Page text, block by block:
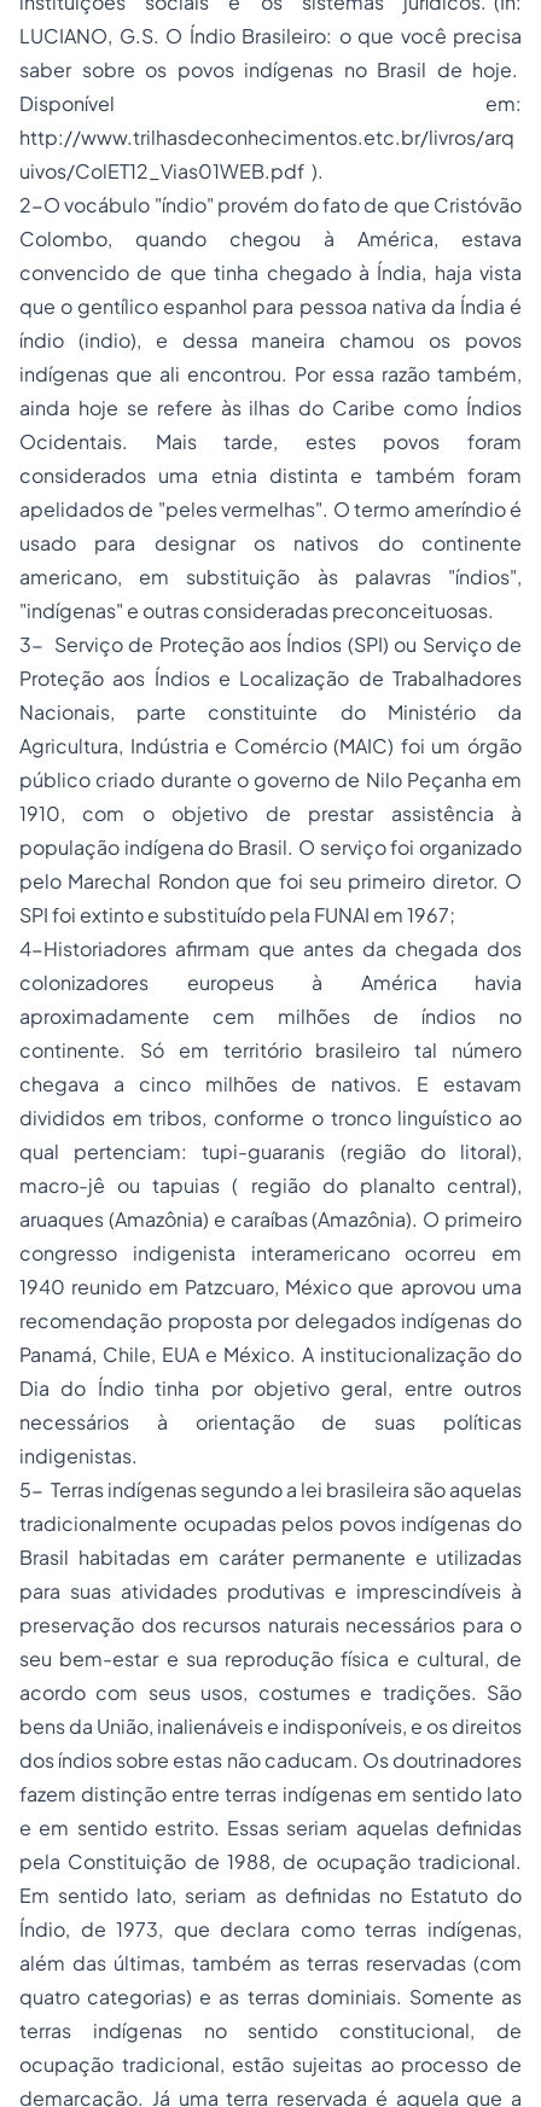
LUCIANO, G.S. O Índio Brasileiro: o que você precisa
saber sobre os povos indígenas no Brasil de hoje.
Disponível em:
http://www.trilhasdeconhecimentos.etc.br/livros/arq
uivos/ColET12_Vias01WEB.pdf ).
2-O vocábulo "índio" provém do fato de que Cristóvão
Colombo, quando chegou à América, estava
convencido de que tinha chegado à Índia, haja vista
que o gentílico espanhol para pessoa nativa da Índia é
índio (indio), e dessa maneira chamou os povos
indígenas que ali encontrou. Por essa razão também,
ainda hoje se refere às ilhas do Caribe como Índios
Ocidentais. Mais tarde, estes povos foram
considerados uma etnia distinta e também foram
apelidados de "peles vermelhas". O termo ameríndio é
usado para designar os nativos do continente
americano, em substituição às palavras "índios",
"indígenas" e outras consideradas preconceituosas.
3- Serviço de Proteção aos Índios (SPI) ou Serviço de
Proteção aos Índios e Localização de Trabalhadores
Nacionais, parte constituinte do Ministério da
Agricultura, Indústria e Comércio (MAIC) foi um órgão
público criado durante o governo de Nilo Peçanha em
1910, com o objetivo de prestar assistência à
população indígena do Brasil. O serviço foi organizado
pelo Marechal Rondon que foi seu primeiro diretor. O
SPI foi extinto e substituído pela FUNAI em 1967;
4-Historiadores afirmam que antes da chegada dos
colonizadores europeus à América havia
aproximadamente cem milhões de índios no
continente. Só em território brasileiro tal número
chegava a cinco milhões de nativos. E estavam
divididos em tribos, conforme o tronco linguístico ao
qual pertenciam: tupi-guaranis (região do litoral),
macro-jê ou tapuias ( região do planalto central),
aruaques (Amazônia) e caraíbas (Amazônia). O primeiro
congresso indigenista interamericano ocorreu em
1940 reunido em Patzcuaro, México que aprovou uma
recomendação proposta por delegados indígenas do
Panamá, Chile, EUA e México. A institucionalização do
Dia do Índio tinha por objetivo geral, entre outros
necessários à orientação de suas políticas
indigenistas.
5- Terras indígenas segundo a lei brasileira são aquelas
tradicionalmente ocupadas pelos povos indígenas do
Brasil habitadas em caráter permanente e utilizadas
para suas atividades produtivas e imprescindíveis à
preservação dos recursos naturais necessários para o
seu bem-estar e sua reprodução física e cultural, de
acordo com seus usos, costumes e tradições. São
bens da União, inalienáveis e indisponíveis, e os direitos
dos índios sobre estas não caducam. Os doutrinadores
fazem distinção entre terras indígenas em sentido lato
e em sentido estrito. Essas seriam aquelas definidas
pela Constituição de 1988, de ocupação tradicional.
Em sentido lato, seriam as definidas no Estatuto do
Índio, de 1973, que declara como terras indígenas,
além das últimas, também as terras reservadas (com
quatro categorias) e as terras dominiais. Somente as
terras indígenas no sentido constitucional, de
ocupação tradicional, estão sujeitas ao processo de
demarcação. Já uma terra reservada é aquela que a